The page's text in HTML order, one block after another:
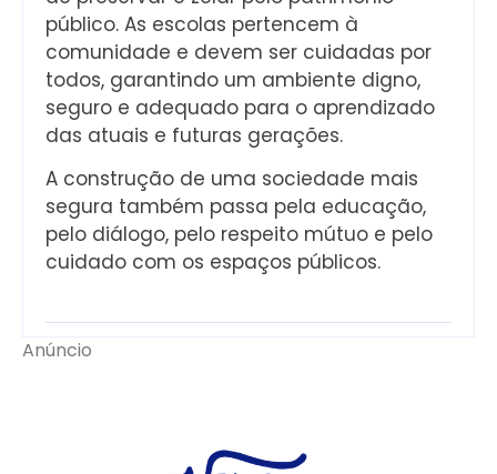
público. As escolas pertencem à
comunidade e devem ser cuidadas por
todos, garantindo um ambiente digno,
seguro e adequado para o aprendizado
das atuais e futuras gerações.
A construção de uma sociedade mais
segura também passa pela educação,
pelo diálogo, pelo respeito mútuo e pelo
cuidado com os espaços públicos.
Anúncio